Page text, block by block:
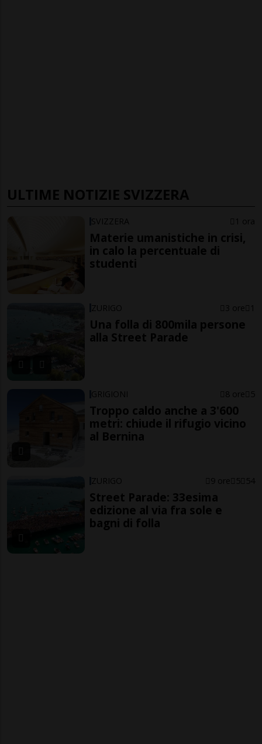
ULTIME NOTIZIE SVIZZERA
SVIZZERA 1 ora
Materie umanistiche in crisi,
in calo la percentuale di
studenti
ZURIGO 3 ore 1
Una folla di 800mila persone
alla Street Parade
GRIGIONI 8 ore 5
Troppo caldo anche a 3'600
metri: chiude il rifugio vicino
al Bernina
ZURIGO 9 ore 5 54
Street Parade: 33esima
edizione al via fra sole e
bagni di folla